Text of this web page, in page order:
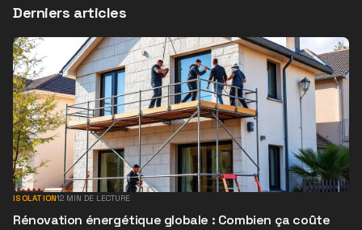
Derniers articles
ISOLATION12 MIN DE LECTURE
Rénovation énergétique globale : Combien ça coûte